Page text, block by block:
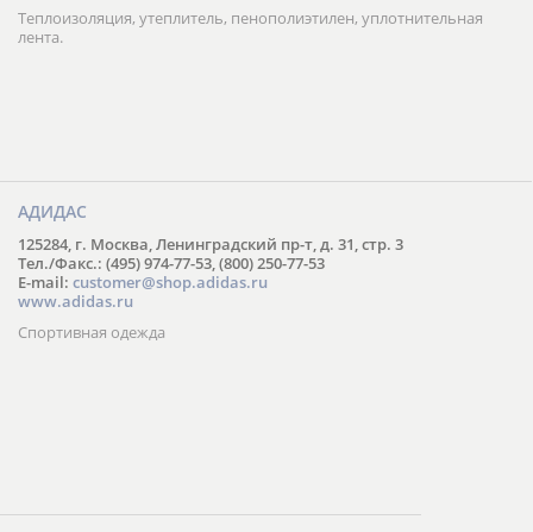
Теплоизоляция, утеплитель, пенополиэтилен, уплотнительная
лента.
АДИДАС
125284, г. Москва, Ленинградский пр-т, д. 31, стр. 3
Тел./Факс.: (495) 974-77-53, (800) 250-77-53
E-mail: customer@shop.adidas.ru
www.adidas.ru
Спортивная одежда